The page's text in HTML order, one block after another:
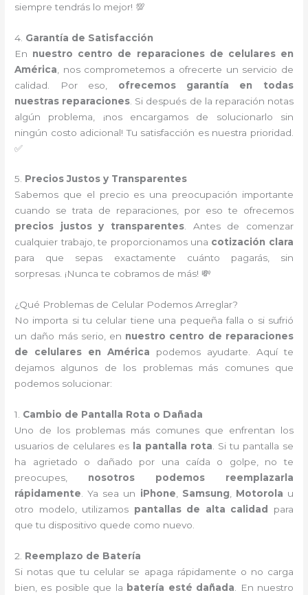
siempre tendrás lo mejor! 💯
4. Garantía de Satisfacción
En nuestro centro de reparaciones de celulares en
América , nos comprometemos a ofrecerte un servicio de
calidad. Por eso, ofrecemos garantía en todas
nuestras reparaciones . Si después de la reparación notas
algún problema, ¡nos encargamos de solucionarlo sin
ningún costo adicional! Tu satisfacción es nuestra prioridad.
✅
5. Precios Justos y Transparentes
Sabemos que el precio es una preocupación importante
cuando se trata de reparaciones, por eso te ofrecemos
precios justos y transparentes. Antes de comenzar
cualquier trabajo, te proporcionamos una cotización clara
para que sepas exactamente cuánto pagarás, sin
sorpresas. ¡Nunca te cobramos de más! 💸
¿Qué Problemas de Celular Podemos Arreglar?
No importa si tu celular tiene una pequeña falla o si sufrió
un daño más serio, en nuestro centro de reparaciones
de celulares en América podemos ayudarte. Aquí te
dejamos algunos de los problemas más comunes que
podemos solucionar:
1. Cambio de Pantalla Rota o Dañada
Uno de los problemas más comunes que enfrentan los
usuarios de celulares es
la pantalla rota . Si tu pantalla se
ha agrietado o dañado por una caída o golpe, no te
preocupes, nosotros podemos reemplazarla
rápidamente . Ya sea un iPhone Samsung Motorola u
otro modelo, utilizamos pantallas de alta calidad
para
que tu dispositivo quede como nuevo.
2. Reemplazo de Batería
Si notas que tu celular se apaga rápidamente o no carga
bien, es posible que la batería esté dañada . En nuestro